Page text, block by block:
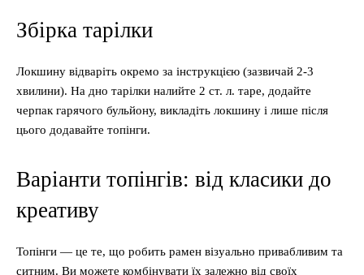
Збірка тарілки
Локшину відваріть окремо за інструкцією (зазвичай 2-3
хвилини). На дно тарілки налийте 2 ст. л. таре, додайте
черпак гарячого бульйону, викладіть локшину і лише після
цього додавайте топінги.
Варіанти топінгів: від класики до
креативу
Топінги — це те, що робить рамен візуально привабливим та
ситним. Ви можете комбінувати їх залежно від своїх